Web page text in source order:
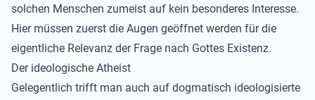
solchen Menschen zumeist auf kein besonderes Interesse.
Hier müssen zuerst die Augen geöffnet werden für die
eigentliche Relevanz der Frage nach Gottes Existenz.
Der ideologische Atheist
Gelegentlich trifft man auch auf dogmatisch ideologisierte